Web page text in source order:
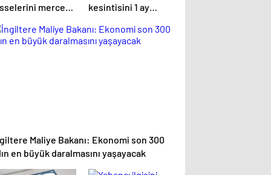
mercek
aldı
kesintisini 1 ay
Maliye Bakanı: Ekonomi son 300
en büyük daralmasını yaşayacak